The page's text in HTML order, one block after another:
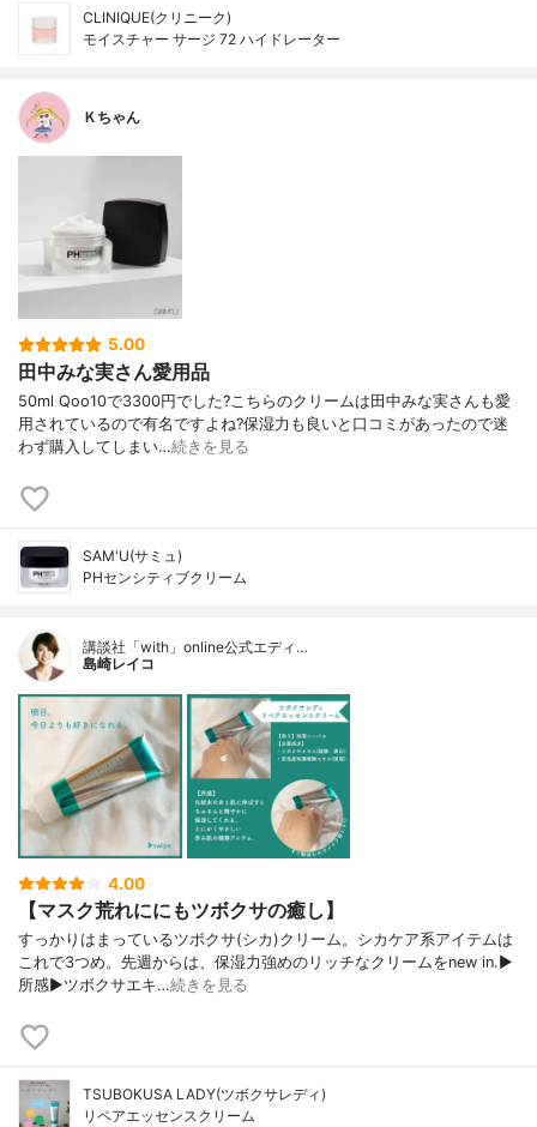
CLINIQUE(クリニーク)
モイスチャー サージ 72 ハイドレーター
Ｋちゃん
5.00
田中みな実さん愛用品
50ml Qoo10で3300円でした?こちらのクリームは田中みな実さんも愛
用されているので有名ですよね?保湿力も良いと口コミがあったので迷
わず購入してしまい…続きを見る
SAM'U(サミュ)
PHセンシティブクリーム
講談社「with」online公式エディ…
島崎レイコ
4.00
【マスク荒れににもツボクサの癒し】
すっかりはまっているツボクサ(シカ)クリーム。シカケア系アイテムは
これで3つめ。先週からは、保湿力強めのリッチなクリームをnew in.▶︎
所感▶︎ツボクサエキ…続きを見る
TSUBOKUSA LADY(ツボクサレディ)
リペアエッセンスクリーム